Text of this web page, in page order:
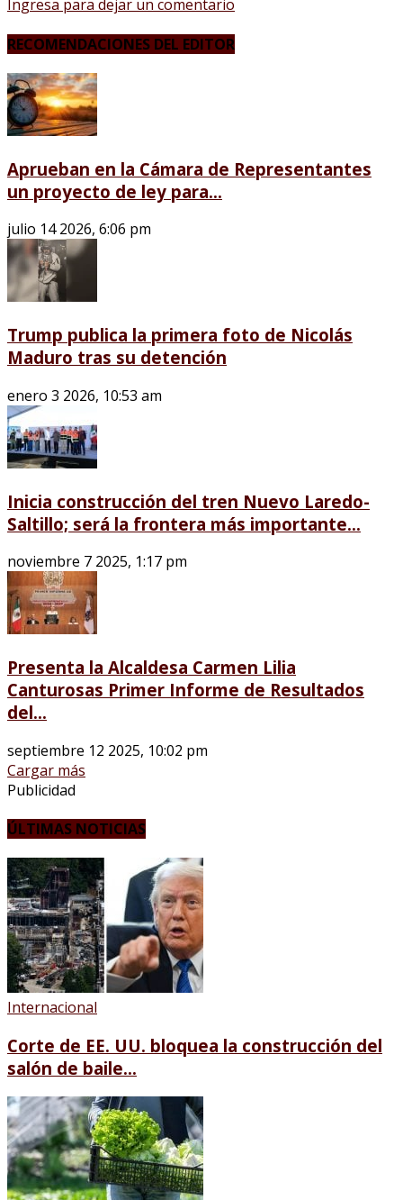
Ingresa para dejar un comentario
RECOMENDACIONES DEL EDITOR
Aprueban en la Cámara de Representantes
un proyecto de ley para...
julio 14 2026, 6:06 pm
Trump publica la primera foto de Nicolás
Maduro tras su detención
enero 3 2026, 10:53 am
Inicia construcción del tren Nuevo Laredo-
Saltillo; será la frontera más importante...
noviembre 7 2025, 1:17 pm
Presenta la Alcaldesa Carmen Lilia
Canturosas Primer Informe de Resultados
del...
septiembre 12 2025, 10:02 pm
Cargar más
Publicidad
ÚLTIMAS NOTICIAS
Internacional
Corte de EE. UU. bloquea la construcción del
salón de baile...